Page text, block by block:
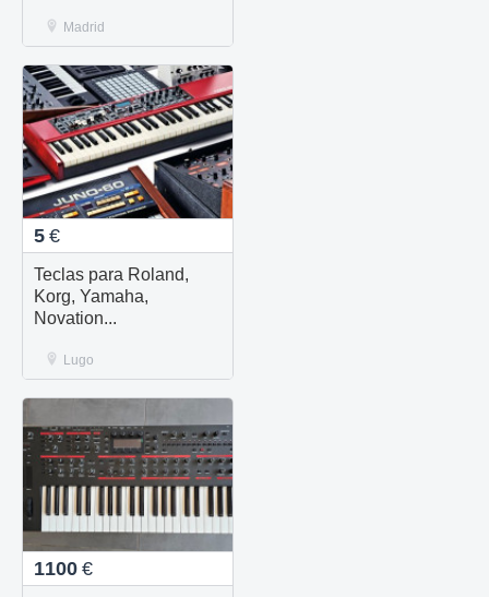
Madrid
5 €
Teclas para Roland,
Korg, Yamaha,
Novation...
Lugo
1100 €